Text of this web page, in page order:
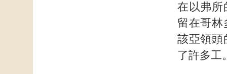
在以弗所
留在哥林
該亞領頭
了許多工